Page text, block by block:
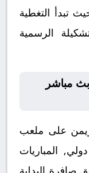
تبدأ التغطية
الرسمية
مباشر
على ملعب
المباريات